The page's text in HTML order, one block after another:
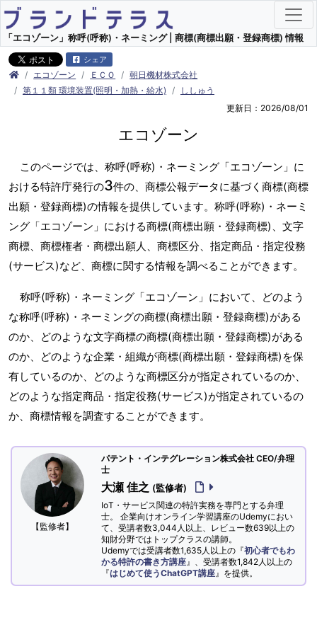
「エコゾーン」称呼(呼称)・ネーミング | 商標(商標出願・登録商標) 情報
シェア
エコゾーン ＥＣＯ
朝日機材株式会社
第１１類 環境装置(照明・加熱・給水)
ししゅう
更新日：2026/08/01
エコゾーン
このページでは、称呼(呼称)・ネーミング「エコゾーン」に
おける特許庁発行の3件の、商標公報データに基づく商標(商標
出願・登録商標)の情報を提供しています。称呼(呼称)・ネーミ
ング「エコゾーン」における商標(商標出願・登録商標)、文字
商標、商標権者・商標出願人、商標区分、指定商品・指定役務
(サービス)など、商標に関する情報を調べることができます。
称呼(呼称)・ネーミング「エコゾーン」において、どのよう
な称呼(呼称)・ネーミングの商標(商標出願・登録商標)がある
のか、どのような文字商標の商標(商標出願・登録商標)がある
のか、どのような企業・組織が商標(商標出願・登録商標)を保
有しているのか、どのような商標区分が指定されているのか、
どのような指定商品・指定役務(サービス)が指定されているの
か、商標情報を調査することができます。
【監修者】
パテント・インテグレーション株式会社 CEO/弁理
士
大瀬 佳之 (監修者)
IoT・サービス関連の特許実務を専門とする弁理
士。 企業向けオンライン学習講座のUdemyにおい
て、受講者数3,044人以上、レビュー数639以上の
知財分野ではトップクラスの講師。
Udemyでは受講者数1,635人以上の『初心者でもわ
かる特許の書き方講座 』、受講者数1,842人以上の
『はじめて使うChatGPT講座 』を提供。